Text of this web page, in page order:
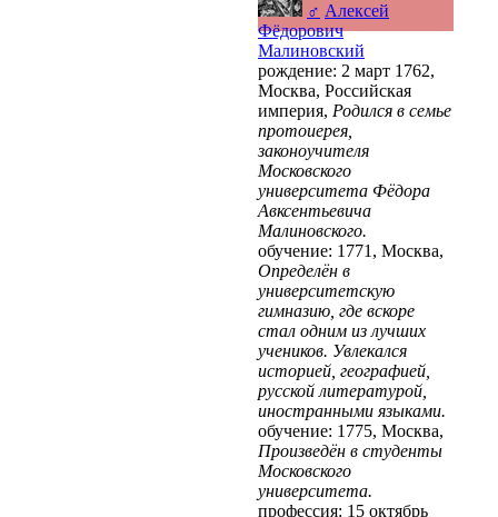
♂ Алексей
Фёдорович
Малиновский
рождение: 2 март 1762,
Москва, Российская
империя, Родился в семье
протоиерея,
законоучителя
Московского
университета Фёдора
Авксентьевича
Малиновского.
обучение: 1771, Москва,
Определён в
университетскую
гимназию, где вскоре
стал одним из лучших
учеников. Увлекался
историей, географией,
русской литературой,
иностранными языками.
обучение: 1775, Москва,
Произведён в студенты
Московского
университета.
профессия: 15 октябрь